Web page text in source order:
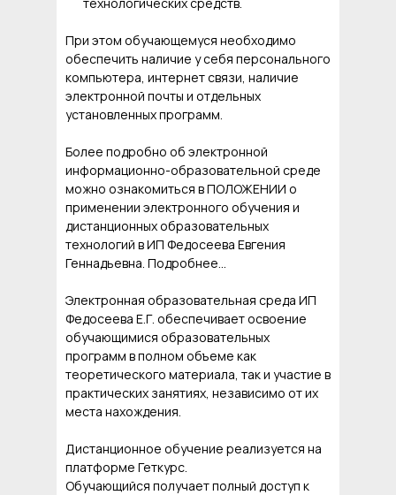
При этом обучающемуся необходимо
обеспечить наличие у себя персонального
компьютера, интернет связи, наличие
электронной почты и отдельных
установленных программ.
Более подробно об электронной
информационно-образовательной среде
можно ознакомиться в ПОЛОЖЕНИИ о
применении электронного обучения и
дистанционных образовательных
технологий в ИП Федосеева Евгения
Геннадьевна. Подробнее...
Электронная образовательная среда ИП
Федосеева Е.Г. обеспечивает освоение
обучающимися образовательных
программ в полном объеме как
теоретического материала, так и участие в
практических занятиях, независимо от их
места нахождения.
Дистанционное обучение реализуется на
платформе Геткурс.
Обучающийся получает полный доступ к